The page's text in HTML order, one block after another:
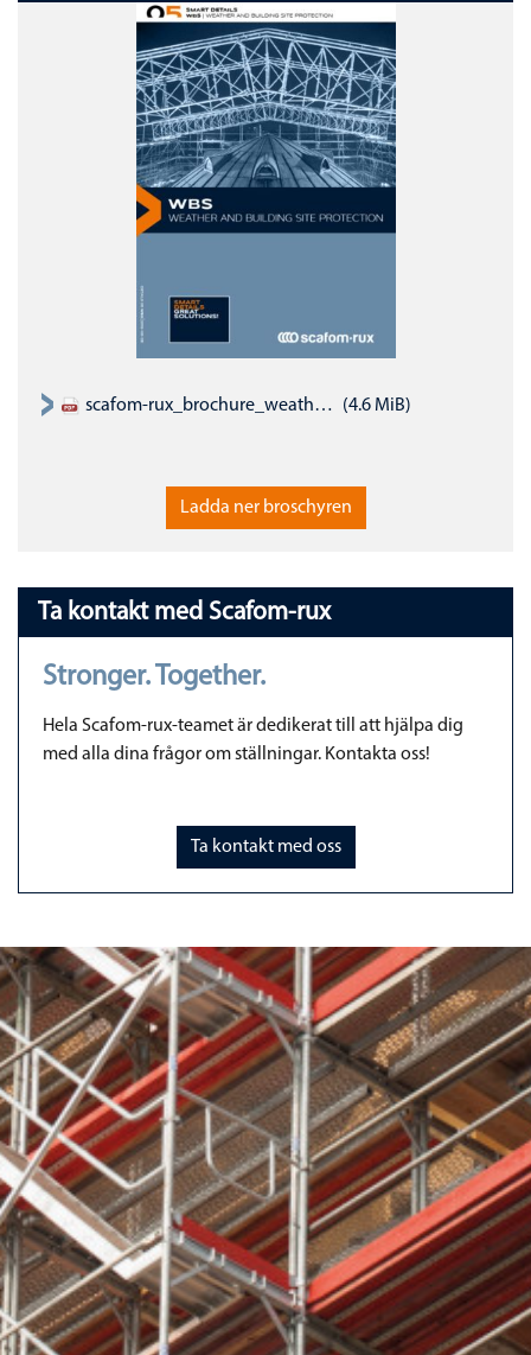
scafom-rux_brochure_weather-and-site-protection_EN.pdf (4.6 MiB)
Ladda ner broschyren
Ta kontakt med Scafom-rux
Stronger. Together.
Hela Scafom-rux-teamet är dedikerat till att hjälpa dig
med alla dina frågor om ställningar. Kontakta oss!
Ta kontakt med oss